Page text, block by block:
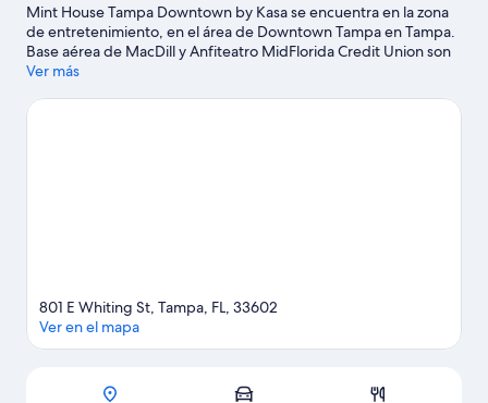
Mint House Tampa Downtown by Kasa se encuentra en la zona
de entretenimiento, en el área de Downtown Tampa en Tampa.
Base aérea de MacDill y Anfiteatro MidFlorida Credit Union son
lugares culturales emblemáticos, y algunos de los puntos de
ZooTampa en Lowry Park. ¿Quieres asistir a un evento o partido?
Ver más
Sección del mapa
801 E Whiting St, Tampa, FL, 33602
Ver en el mapa